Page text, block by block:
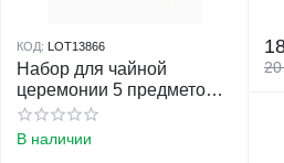
КОД: LOT13866
Набор для чайной
церемонии 5 предметов,
на 3 персоны, чашка 46
мл, чайник 250 мл
В наличии